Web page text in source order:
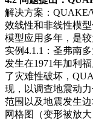
解决方案：
效线性和非线性模
模型应用多年，是
实例4.1.1：圣弗南
发生在1971年加利
了灾难性破坏，
现，以调查地震动
范围以及地震发生
网格图（变形被放